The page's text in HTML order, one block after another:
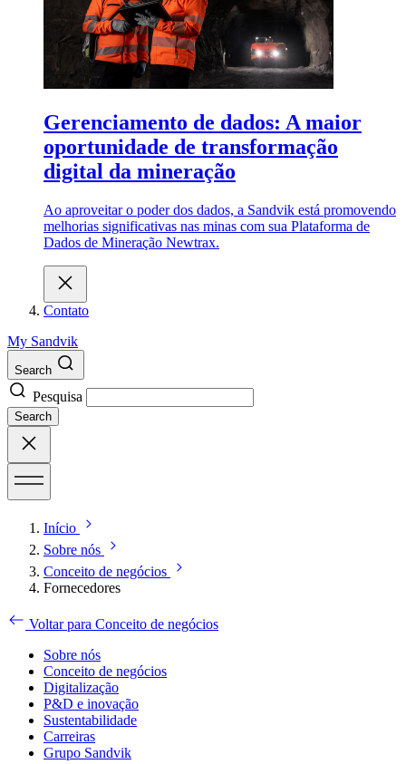
Gerenciamento de dados: A maior
oportunidade de transformação
digital da mineração
Ao aproveitar o poder dos dados, a Sandvik está promovendo
melhorias significativas nas minas com sua Plataforma de
Dados de Mineração Newtrax.
Contato
My Sandvik
Search
Pesquisa
Search
Início
Sobre nós
Conceito de negócios
Fornecedores
Voltar para Conceito de negócios
Sobre nós
Conceito de negócios
Digitalização
P&D e inovação
Sustentabilidade
Carreiras
Grupo Sandvik